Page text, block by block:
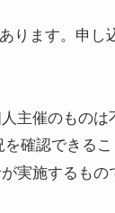
ります。申し
主催のものは
確認できるこ
実施するもの